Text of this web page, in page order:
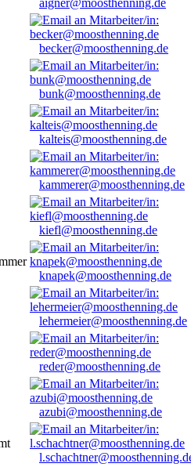
aigner@moosthenning.de
becker@moosthenning.de
bunk@moosthenning.de
kalteis@moosthenning.de
kammerer@moosthenning.de
kiefl@moosthenning.de
knapek@moosthenning.de
lehermeier@moosthenning.de
reder@moosthenning.de
azubi@moosthenning.de